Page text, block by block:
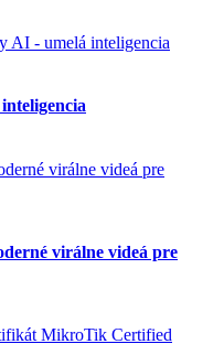
virálne videá pre